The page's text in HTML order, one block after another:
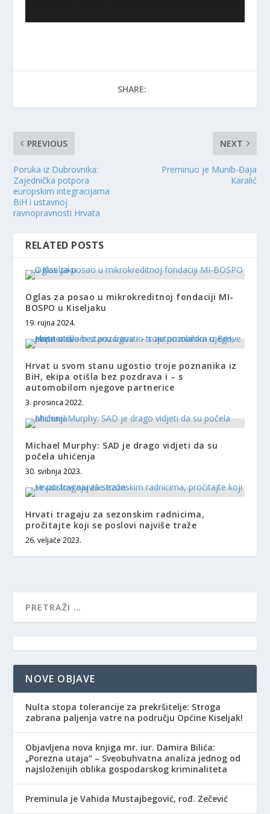
SHARE:
PREVIOUS
Poruka iz Dubrovnika:
Zajednička potpora
europskim integracijama
BiH i ustavnoj
ravnopravnosti Hrvata
NEXT
Preminuo je Munib-Đaja
Karalić
RELATED POSTS
Oglas za posao u mikrokreditnoj fondaciji MI-
BOSPO u Kiseljaku
19. rujna 2024.
Hrvat u svom stanu ugostio troje poznanika iz
BiH, ekipa otišla bez pozdrava i – s
automobilom njegove partnerice
3. prosinca 2022.
Michael Murphy: SAD je drago vidjeti da su
počela uhićenja
30. svibnja 2023.
Hrvati tragaju za sezonskim radnicima,
pročitajte koji se poslovi najviše traže
26. veljače 2023.
NOVE OBJAVE
Nulta stopa tolerancije za prekršitelje: Stroga
zabrana paljenja vatre na području Općine Kiseljak!
Objavljena nova knjiga mr. iur. Damira Bilića:
„Porezna utaja“ – Sveobuhvatna analiza jednog od
najsloženijih oblika gospodarskog kriminaliteta
Preminula je Vahida Mustajbegović, rođ. Zečević